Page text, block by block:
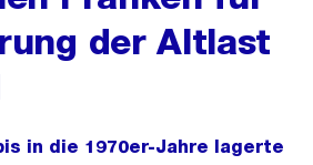
der Altlast
in die 1970er-Jahre lagerte